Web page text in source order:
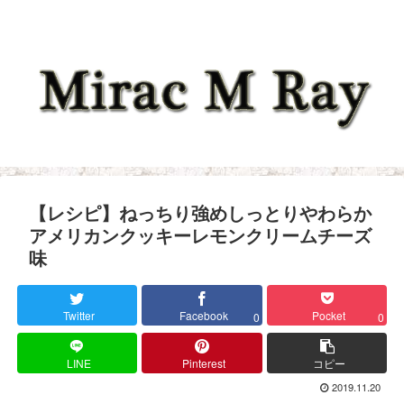
【レシピ】ねっちり強めしっとりやわらか
アメリカンクッキーレモンクリームチーズ
味
Twitter Facebook 0 Pocket 0
LINE Pinterest コピー
2019.11.20